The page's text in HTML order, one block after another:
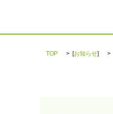
TOP [お知らせ]